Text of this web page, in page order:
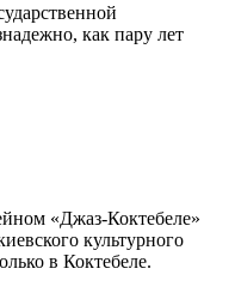
как пару лет
«Джаз-Коктебеле»
культурного
в Коктебеле.